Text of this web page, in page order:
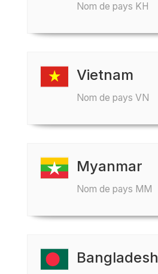
Nom de pays KH
Vietnam
Nom de pays VN
Myanmar
Nom de pays MM
Bangladesh